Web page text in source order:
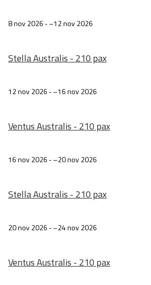
8 nov 2026‐ 12 nov 2026
Stella Australis - 210 pax
12 nov 2026‐ 16 nov 2026
Ventus Australis - 210 pax
16 nov 2026‐ 20 nov 2026
Stella Australis - 210 pax
20 nov 2026‐ 24 nov 2026
Ventus Australis - 210 pax